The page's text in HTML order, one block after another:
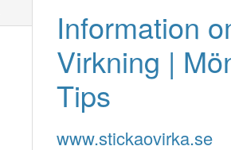
Information
Virkning |
Tips
www.stickaovirka.se